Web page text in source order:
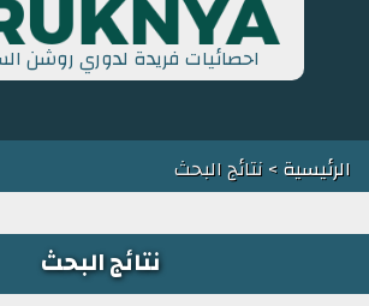
احصائيات فريدة لدوري روشن
الرئيسية> نتائج البحث
نتائج البحث